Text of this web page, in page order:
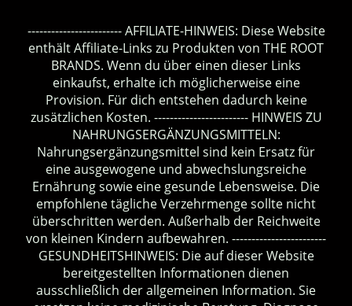
------------------------ AFFILIATE-HINWEIS: Diese Website
enthält Affiliate-Links zu Produkten von THE ROOT
BRANDS. Wenn du über einen dieser Links
einkaufst, erhalte ich möglicherweise eine
Provision. Für dich entstehen dadurch keine
zusätzlichen Kosten. ------------------------ HINWEIS ZU
NAHRUNGSERGÄNZUNGSMITTELN:
Nahrungsergänzungsmittel sind kein Ersatz für
eine ausgewogene und abwechslungsreiche
Ernährung sowie eine gesunde Lebensweise. Die
empfohlene tägliche Verzehrmenge sollte nicht
überschritten werden. Außerhalb der Reichweite
von kleinen Kindern aufbewahren. ------------------------
GESUNDHEITSHINWEIS: Die auf dieser Website
bereitgestellten Informationen dienen
ausschließlich der allgemeinen Information. Sie